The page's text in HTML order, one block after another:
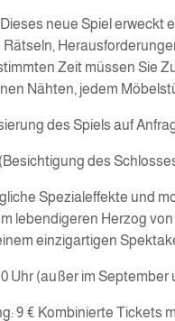
neue Spiel
Rätseln,
Zeit müssen Sie
Nähten, jedem
des Spiels auf
des
Spezialeffekte und
lebendigeren Herzog
einzigartigen
Uhr (außer im September
9 € Kombinierte Tickets